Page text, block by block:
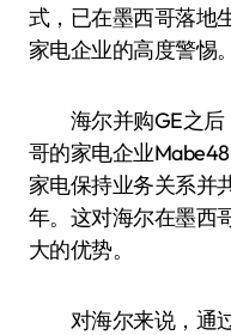
式，已在墨西哥落地
家电企业的高度警惕。
海尔并购GE之后
哥的家电企业
家电保持业务关系并
年。这对海尔在墨西
大的优势。
对海尔来说，通过